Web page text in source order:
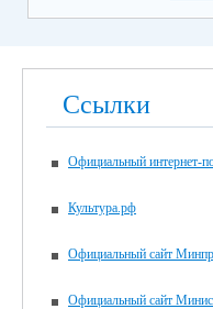
Ссылки
Официальный интернет-
Культура.рф
Официальный сайт
Официальный сайт